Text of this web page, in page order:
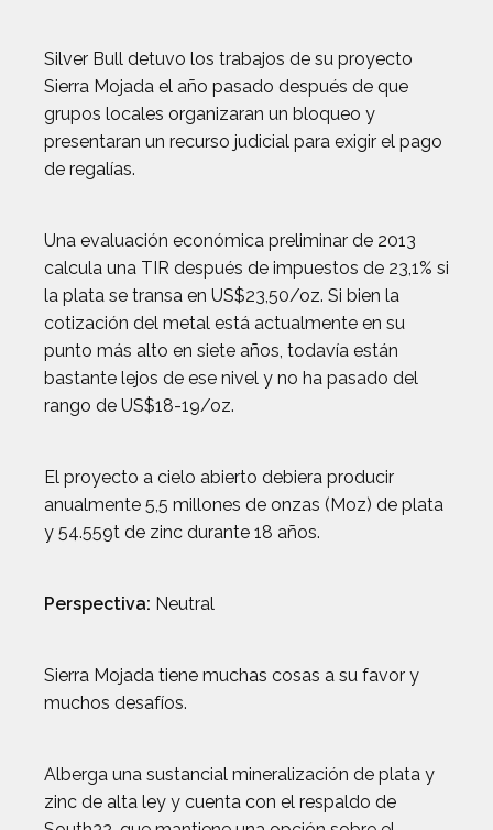
Silver Bull detuvo los trabajos de su proyecto
Sierra Mojada el año pasado después de que
grupos locales organizaran un bloqueo y
presentaran un recurso judicial para exigir el pago
de regalías.
Una evaluación económica preliminar de 2013
calcula una TIR después de impuestos de 23,1% si
la plata se transa en US$23,50/oz. Si bien la
cotización del metal está actualmente en su
punto más alto en siete años, todavía están
bastante lejos de ese nivel y no ha pasado del
rango de US$18-19/oz.
El proyecto a cielo abierto debiera producir
anualmente 5,5 millones de onzas (Moz) de plata
y 54.559t de zinc durante 18 años.
Perspectiva: Neutral
Sierra Mojada tiene muchas cosas a su favor y
muchos desafíos.
Alberga una sustancial mineralización de plata y
zinc de alta ley y cuenta con el respaldo de